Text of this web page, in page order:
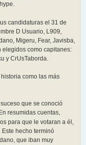
candidaturas el 31 de
D Usuario, L909,
Migeru, Fear, Javisba,
elegidos como capitanes:
y CrUsTaborda.
como las más
que se conoció
resumidas cuentas,
para que le votaran a él,
hecho terminó
que iban muy